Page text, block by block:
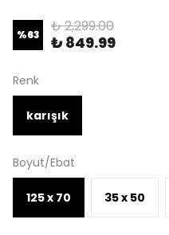
%63 ₺ 2,299.00
₺ 849.99
Renk
karışık
Boyut/Ebat
125 x 70 35 x 50